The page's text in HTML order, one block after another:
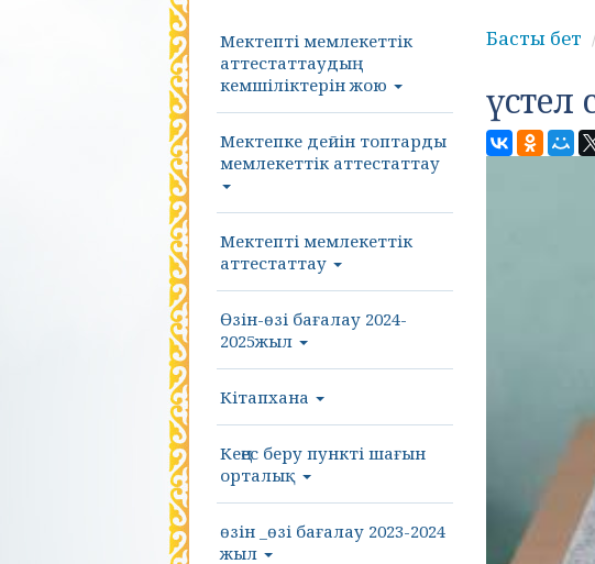
Мектепті мемлекеттік
аттестаттаудың
кемшіліктерін жою
Мектепке дейін топтарды
мемлекеттік аттестаттау
Мектепті мемлекеттік
аттестаттау
Өзін-өзі бағалау 2024-
2025жыл
Кітапхана
Кеңес беру пункті шағын
орталық
өзін _өзі бағалау 2023-2024
жыл
Басты бет
үстел